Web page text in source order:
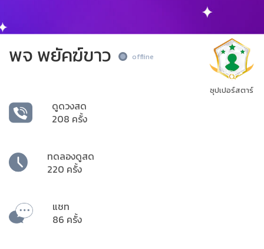
พจ พยัคฆ์ขาว offline
ดูดวงสด
208 ครั้ง
ทดลองดูสด
220 ครั้ง
แชท
86 ครั้ง
ซุปเปอร์สตาร์